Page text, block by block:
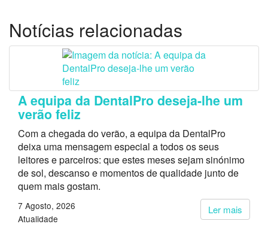
Notícias relacionadas
A equipa da DentalPro deseja-lhe um
verão feliz
Com a chegada do verão, a equipa da DentalPro
deixa uma mensagem especial a todos os seus
leitores e parceiros: que estes meses sejam sinónimo
de sol, descanso e momentos de qualidade junto de
quem mais gostam.
Ler mais
7 Agosto, 2026
Atualidade